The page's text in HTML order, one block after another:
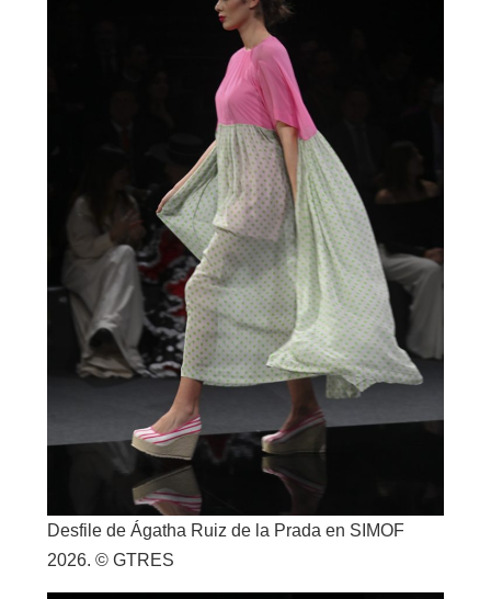
Desfile de Ágatha Ruiz de la Prada en SIMOF
2026. © GTRES